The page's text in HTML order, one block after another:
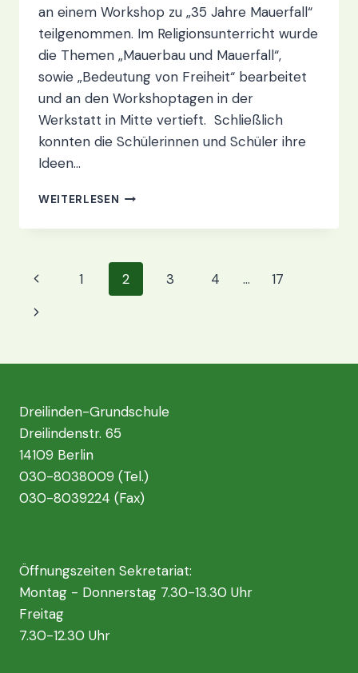
an einem Workshop zu „35 Jahre Mauerfall“
teilgenommen. Im Religionsunterricht wurde
die Themen „Mauerbau und Mauerfall“,
sowie „Bedeutung von Freiheit“ bearbeitet
und an den Workshoptagen in der
Werkstatt in Mitte vertieft. Schließlich
konnten die Schülerinnen und Schüler ihre
Ideen…
WEITERLESEN „HALTET
FREIHEIT
–
35
JAHRE
6.
Seitennavigation
Vorherige
Seite
1 2 3 4 …
17
Nächste
Dreilinden-Grundschule
Dreilindenstr. 65
14109 Berlin
030-8038009 (Tel.)
030-8039224 (Fax)
Öffnungszeiten Sekretariat:
Montag - Donnerstag 7.30-13.30 Uhr
Freitag
7.30-12.30 Uhr